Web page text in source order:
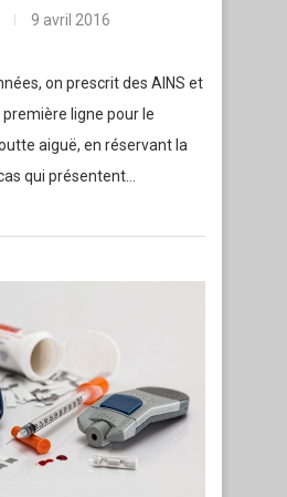
9 avril 2016
on prescrit des AINS et
ligne pour le
aiguë, en réservant la
qui présentent…